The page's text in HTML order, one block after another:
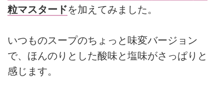
粒マスタードを加えてみました。
いつものスープのちょっと味変バージョン
で、ほんのりとした酸味と塩味がさっぱりと
感じます。